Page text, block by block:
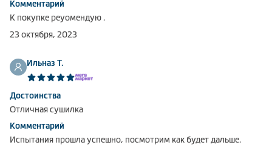
Комментарий
К покупке реуомендую .
23 октября, 2023
Ильназ Т.
Достоинства
Отличная сушилка
Комментарий
Испытания прошла успешно, посмотрим как будет дальше.